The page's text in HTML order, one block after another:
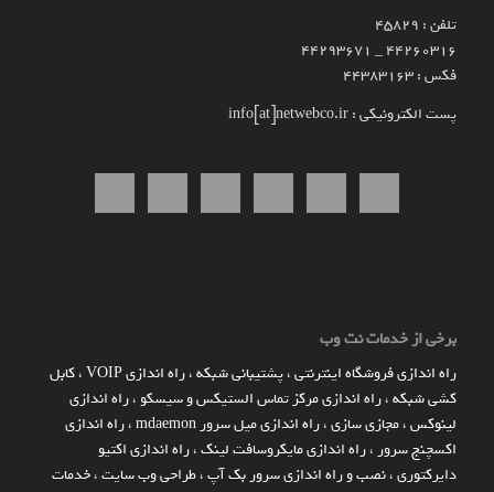
تلفن : 45829
۴۴۲۶۰۳۱۶ _ 44293671
فکس : 44383163
پست الکترونیکی : info[at]netwebco.ir
برخی از خدمات نت وب
راه اندازي فروشگاه اينترنتي،پشتیبانی شبکه،راه اندازی VOIP ،کابل
کشی شبکه،راه اندازی مرکز تماس الستیکس و سیسکو ،راه اندازی
لینوکس،مجازی سازی،راه اندازی میل سرور mdaemon ،راه اندازی
اکسچنج سرور ،راه اندازی مایکروسافت لینک،راه اندازی اکتیو
دایرکتوری،نصب و راه اندازی سرور بک آپ،طراحی وب سایت،خدمات